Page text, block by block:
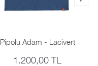
Pipolu Adam - Lacivert
1.200,00 TL